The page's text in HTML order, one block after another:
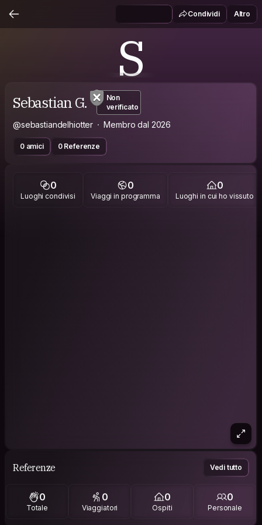
Condividi Altro
S
Sebastian G.
Non
verificato
@sebastiandelhiotter Membro dal 2026
0 amici 0 Referenze
0
Luoghi condivisi
0
Viaggi in programma
0
Luoghi in cui ho vissuto
Referenze Vedi tutto
0
Totale
0
Viaggiatori
0
Ospiti
0
Personale